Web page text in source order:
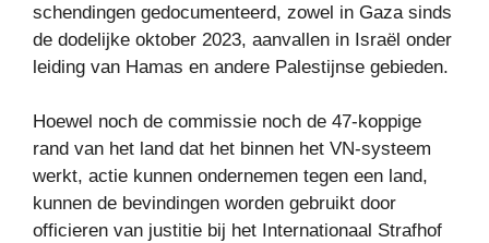
schendingen gedocumenteerd, zowel in Gaza sinds
de dodelijke oktober 2023, aanvallen in Israël onder
leiding van Hamas en andere Palestijnse gebieden.
Hoewel noch de commissie noch de 47-koppige
rand van het land dat het binnen het VN-systeem
werkt, actie kunnen ondernemen tegen een land,
kunnen de bevindingen worden gebruikt door
officieren van justitie bij het Internationaal Strafhof